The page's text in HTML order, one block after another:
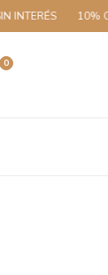
10% OFF CON
0